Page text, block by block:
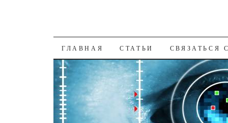
К СОДЕРЖАНИЮ
ГЛАВНАЯ СТАТЬИ СВЯЗАТЬСЯ